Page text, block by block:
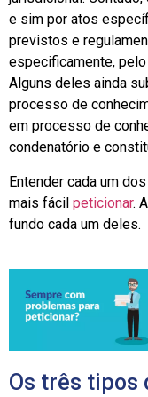
e sim por atos
previstos e
especificamente,
Alguns deles ainda
processo de
em processo de
condenatório e
Entender cada um
mais fácil peticionar.
fundo cada um deles.
Os três tipos